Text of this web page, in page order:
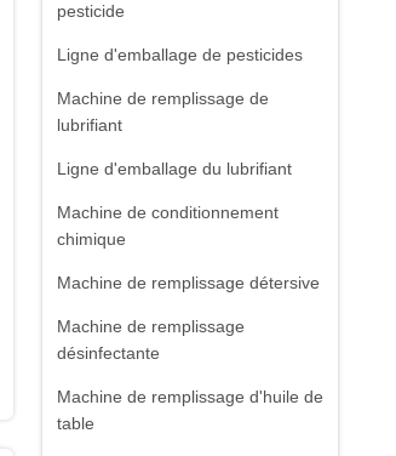
pesticide
Ligne d'emballage de pesticides
Machine de remplissage de
lubrifiant
Ligne d'emballage du lubrifiant
Machine de conditionnement
chimique
Machine de remplissage détersive
Machine de remplissage
désinfectante
Machine de remplissage d'huile de
table